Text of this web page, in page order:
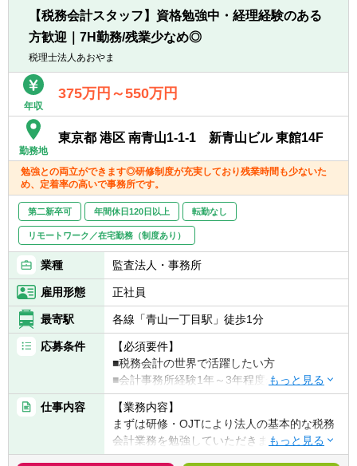
ス、導入アドバイス
■品質管理業務：当法人の品質管理規程・マ
ニュアル等の整備及び運用業務、GTILの品質
管理ルールの導入及び調整など
■データ監査業務：クライアント企業の基幹
システムや会計システムのデータを用いた不
・社会福祉法人監査
・任意監査
・その他法定監査
・従業員持株会事務代行
・財務デューデリジェンス
・内部統制構築支援、業務改善支援
・社外役員就任
・株価算定
・IPO支援
・事業再生支援
【税務会計スタッフ】資格勉強中・経理経験のある
方歓迎｜7H勤務/残業少なめ◎
税理士法人あおやま
年収
375万円～550万円
勤務地
東京都 港区 南青山1-1-1 新青山ビル 東館14F
勉強との両立ができます◎研修制度が充実しており残業時間も少ないた
め、定着率の高いで事務所です。
第二新卒可 年間休日120日以上 転勤なし
リモートワーク／在宅勤務（制度あり）
業種 監査法人・事務所
雇用形態 正社員
最寄駅 各線「青山一丁目駅」徒歩1分
応募条件
【必須要件】
■税務会計の世界で活躍したい方
■会計事務所経験1年～3年程度かつ簿記2級以
上
仕事内容
【業務内容】
まずは研修・OJTにより法人の基本的な税務
会計業務を勉強していただきます。その後
は、税理士の補助業務を行ったり、小規模ク